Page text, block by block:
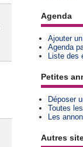
Agenda
Ajouter
Agenda
Liste des
Petites
Déposer
Toutes
Les
Autres